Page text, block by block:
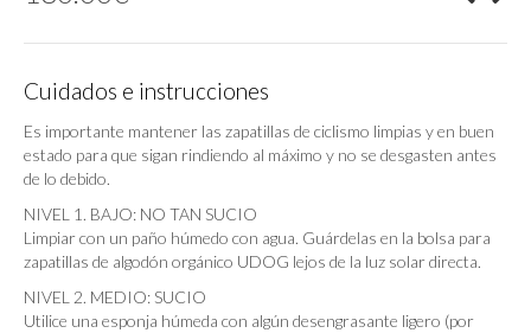
Cuidados e instrucciones
Es importante mantener las zapatillas de ciclismo limpias y en buen
estado para que sigan rindiendo al máximo y no se desgasten antes
de lo debido.
NIVEL 1. BAJO: NO TAN SUCIO
Limpiar con un paño húmedo con agua. Guárdelas en la bolsa para
zapatillas de algodón orgánico UDOG lejos de la luz solar directa.
NIVEL 2. MEDIO: SUCIO
Utilice una esponja húmeda con algún desengrasante ligero (por